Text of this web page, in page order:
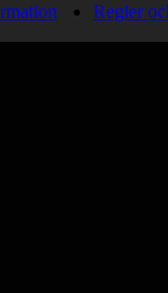
Regler